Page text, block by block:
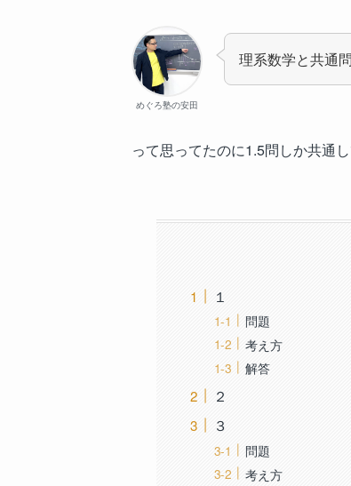
めぐろ塾の安田
理系数学と共通
って思ってたのに1.5問しか共通
１
問題
考え方
解答
２
３
問題
考え方